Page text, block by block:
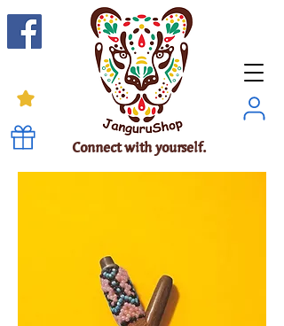
Connect with yourself.